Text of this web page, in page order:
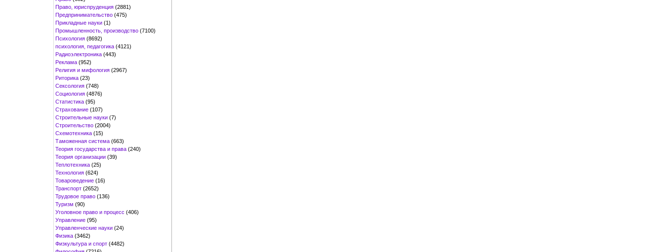
Право, юриспруденция (2881)
Предпринимательство (475)
Прикладные науки (1)
Промышленность, производство (7100)
Психология (8692)
психология, педагогика (4121)
Радиоэлектроника (443)
Реклама (952)
Религия и мифология (2967)
Риторика (23)
Сексология (748)
Социология (4876)
Статистика (95)
Страхование (107)
Строительные науки (7)
Строительство (2004)
Схемотехника (15)
Таможенная система (663)
Теория государства и права (240)
Теория организации (39)
Теплотехника (25)
Технология (624)
Товароведение (16)
Транспорт (2652)
Трудовое право (136)
Туризм (90)
Уголовное право и процесс (406)
Управление (95)
Управленческие науки (24)
Физика (3462)
Физкультура и спорт (4482)